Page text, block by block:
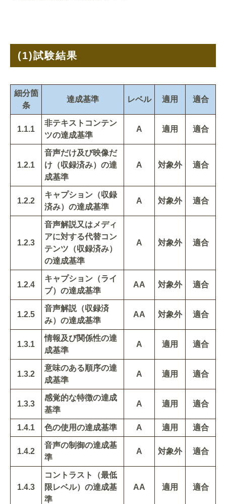
(1)試験結果
細分箇
条
達成基準 レベル 適用 適合
1.1.1
非テキストコンテン
ツの達成基準
A 適用 適合
1.2.1
音声だけ及び映像だ
け（収録済み）の達
成基準
A 対象外 適合
1.2.2
キャプション（収録
済み）の達成基準
A 対象外 適合
1.2.3
音声解説又はメディ
アに対する代替コン
テンツ（収録済み）
の達成基準
A 対象外 適合
1.2.4
キャプション（ライ
ブ）の達成基準
AA 対象外 適合
1.2.5
音声解説（収録済
み）の達成基準
AA 対象外 適合
1.3.1
情報及び関係性の達
成基準
A 適用 適合
1.3.2
意味のある順序の達
成基準
A 適用 適合
1.3.3
感覚的な特徴の達成
基準
A 適用 適合
1.4.1 色の使用の達成基準 A 適用 適合
1.4.2
音声の制御の達成基
準
A 対象外 適合
1.4.3
コントラスト（最低
限レベル）の達成基
準
AA 適用 適合